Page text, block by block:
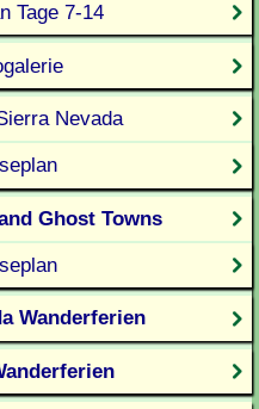
Tage 7-14
Nevada
Ghost Towns
Wanderferien